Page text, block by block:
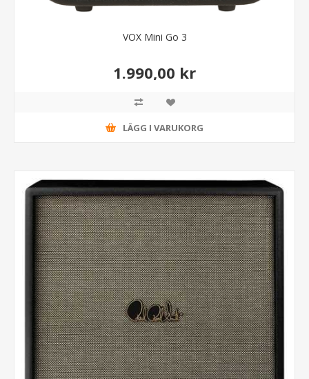
VOX Mini Go 3
1.990,00 kr
LÄGG I VARUKORG